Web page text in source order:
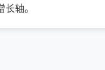
轴。